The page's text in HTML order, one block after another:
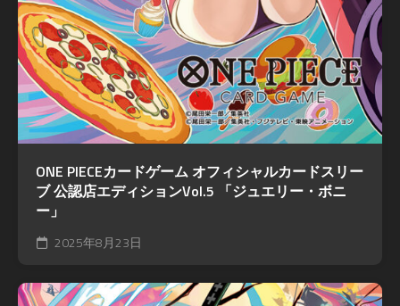
ONE PIECEカードゲーム オフィシャルカードスリー
ブ 公認店エディションVol.5 「ジュエリー・ボニ
ー」
2025年8月23日